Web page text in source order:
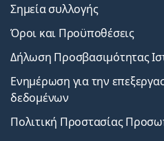
Σημεία συλλογής
Όροι και Προϋποθέσεις
Δήλωση Προσβασιμότητας
Ενημέρωση για την
δεδομένων
Πολιτική Προστασίας